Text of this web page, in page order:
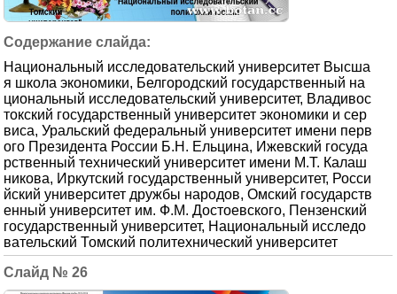
Национальный исследовательский университет Высша
я школа экономики, Белгородский государственный на
циональный исследовательский университет, Владивос
токский государственный университет экономики и сер
виса, Уральский федеральный университет имени перв
ого Президента России Б.Н. Ельцина, Ижевский госуда
рственный технический университет имени М.Т. Калаш
никова, Иркутский государственный университет, Росси
йский университет дружбы народов, Омский государств
енный университет им. Ф.М. Достоевского, Пензенский
государственный университет, Национальный исследо
вательский Томский политехнический университет
26